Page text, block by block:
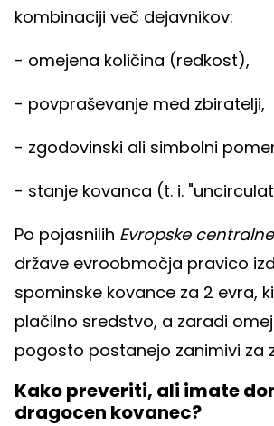
kombinaciji več dejavnikov:
- omejena količina (redkost),
- povpraševanje med zbiratelji,
- zgodovinski ali simbolni
- stanje kovanca (t. i.
Po pojasnilih Evropske
države evroobmočja pravico
spominske kovance za 2 evra,
plačilno sredstvo, a zaradi
pogosto postanejo zanimivi za
Kako preveriti, ali imate
dragocen kovanec?